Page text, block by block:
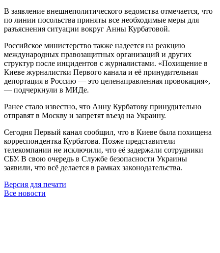
В заявление внешнеполитического ведомства отмечается, что
по линии посольства приняты все необходимые меры для
разъяснения ситуации вокруг Анны Курбатовой.
Российское министерство также надеется на реакцию
международных правозащитных организаций и других
структур после инцидентов с журналистами. «Похищение в
Киеве журналистки Первого канала и её принудительная
депортация в Россию — это целенаправленная провокация»,
— подчеркнули в МИДе.
Ранее стало известно, что Анну Курбатову принудительно
отправят в Москву и запретят въезд на Украину.
Сегодня Первый канал сообщил, что в Киеве была похищена
корреспондентка Курбатова. Позже представители
телекомпании не исключили, что её задержали сотрудники
СБУ. В свою очередь в Службе безопасности Украины
заявили, что всё делается в рамках законодательства.
Версия для печати
Все новости